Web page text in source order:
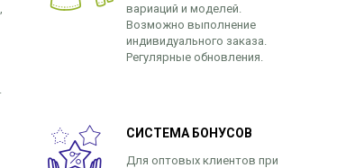
вариаций и моделей.
Возможно выполнение
индивидуального заказа.
Регулярные обновления.
СИСТЕМА БОНУСОВ
Для оптовых клиентов при